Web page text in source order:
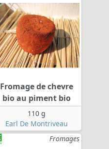
Fromage de chevre
bio au piment bio
110 g
Earl De Montriveau
Fromages